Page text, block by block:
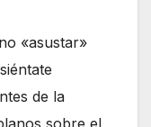
«asustar»
de la